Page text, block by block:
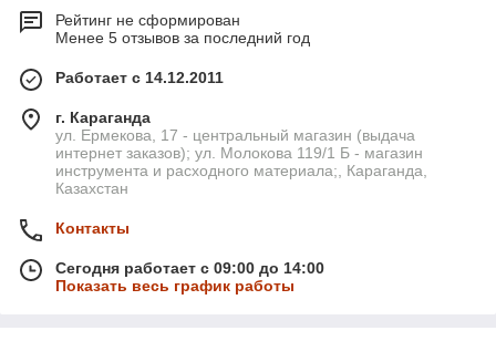
Рейтинг не сформирован
Менее 5 отзывов за последний год
Работает с 14.12.2011
г. Караганда
ул. Ермекова, 17 - центральный магазин (выдача
интернет заказов); ул. Молокова 119/1 Б - магазин
инструмента и расходного материала;, Караганда,
Казахстан
Контакты
Сегодня работает с 09:00 до 14:00
Показать весь график работы